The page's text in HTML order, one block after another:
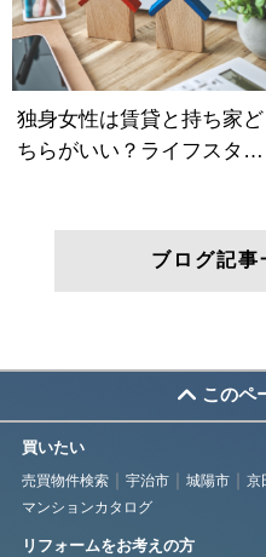
ブログ記事
このペ
買いたい
売買物件検索 宇治市 城陽市 京
マンションカタログ
リフォームをお考えの方